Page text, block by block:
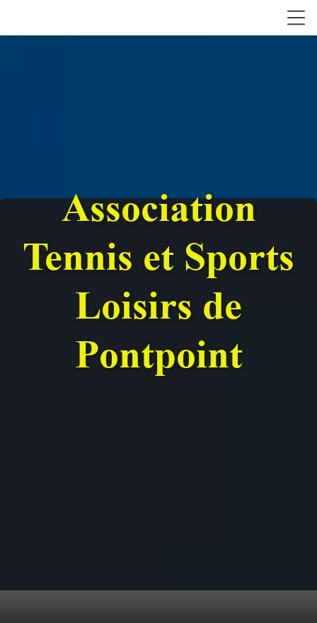
Association
Tennis et Sports
Loisirs de
Pontpoint